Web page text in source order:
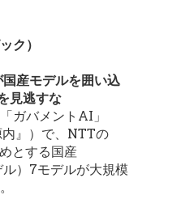
ク）
産モデルを囲い込
見逃すな
ガバメントAI」
内』）で、NTTの
とする国産
）7モデルが大規模